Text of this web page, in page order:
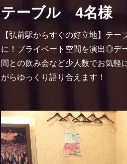
テーブル 4名様
【弘前駅からすぐの好立地】テ
に！プライベート空間を演出◎デ
間との飲み会など少人数でお気軽
がらゆっくり語り合えます！